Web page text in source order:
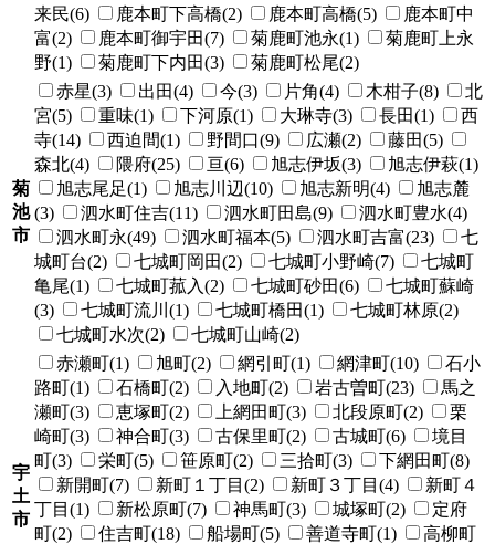
来民(6)
鹿本町下高橋(2) 鹿本町高橋(5)
鹿本町中
富(2)
鹿本町御宇田(7) 菊鹿町池永(1)
菊鹿町上永
野(1)
菊鹿町下内田(3) 菊鹿町松尾(2)
菊
池
市
赤星(3) 出田(4) 今(3) 片角(4) 木柑子(8)
北
宮(5)
重味(1) 下河原(1) 大琳寺(3) 長田(1)
西
寺(14)
西迫間(1) 野間口(9) 広瀬(2)
藤田(5)
森北(4)
隈府(25) 亘(6) 旭志伊坂(3)
旭志伊萩(1)
旭志尾足(1)
旭志川辺(10) 旭志新明(4)
旭志麓
(3)
泗水町住吉(11) 泗水町田島(9)
泗水町豊水(4)
泗水町永(49)
泗水町福本(5) 泗水町吉富(23)
七
城町台(2)
七城町岡田(2) 七城町小野崎(7)
七城町
亀尾(1)
七城町菰入(2) 七城町砂田(6)
七城町蘇崎
(3)
七城町流川(1) 七城町橋田(1)
七城町林原(2)
七城町水次(2)
七城町山崎(2)
宇
土
市
赤瀬町(1) 旭町(2) 網引町(1) 網津町(10)
石小
路町(1)
石橋町(2) 入地町(2) 岩古曽町(23)
馬之
瀬町(3)
恵塚町(2) 上網田町(3) 北段原町(2)
栗
崎町(3)
神合町(3) 古保里町(2) 古城町(6)
境目
町(3)
栄町(5) 笹原町(2) 三拾町(3)
下網田町(8)
新開町(7)
新町１丁目(2) 新町３丁目(4)
新町４
丁目(1)
新松原町(7) 神馬町(3) 城塚町(2)
定府
町(2)
住吉町(18) 船場町(5) 善道寺町(1)
高柳町